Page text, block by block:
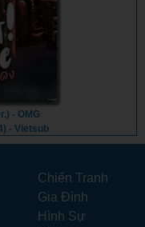
- OMG
- Vietsub
Chiến Tranh
Gia Đình
Hình Sự